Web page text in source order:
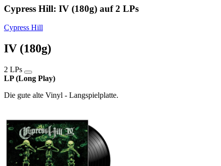
Cypress Hill: IV (180g) auf 2 LPs
Cypress Hill
IV (180g)
2 LPs
LP (Long Play)
Die gute alte Vinyl - Langspielplatte.